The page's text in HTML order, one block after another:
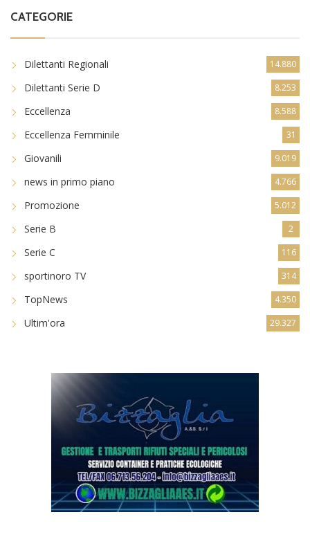
CATEGORIE
Dilettanti Regionali 14.880
Dilettanti Serie D 8.253
Eccellenza 8.588
Eccellenza Femminile 31
Giovanili 9.019
news in primo piano 4.766
Promozione 5.012
Serie B 2
Serie C 116
sportinoro TV 314
TopNews 4.350
Ultim'ora 29.327